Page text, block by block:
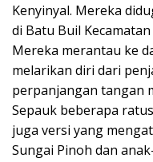
Kenyinyal. Mereka
di Batu Buil
Mereka merantau ke
melarikan diri dari
perpanjangan tangan
Sepauk beberapa
juga versi yang
Sungai Pinoh dan